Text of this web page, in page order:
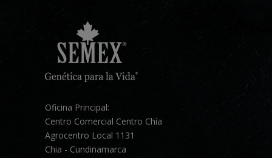
Oficina Principal:
Centro Comercial Centro Chía
Agrocentro Local 1131
Chia - Cundinamarca